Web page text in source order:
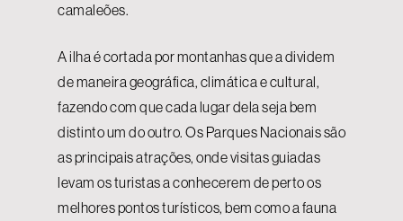
camaleões.
A ilha é cortada por montanhas que a dividem
de maneira geográfica, climática e cultural,
fazendo com que cada lugar dela seja bem
distinto um do outro. Os Parques Nacionais são
as principais atrações, onde visitas guiadas
levam os turistas a conhecerem de perto os
melhores pontos turísticos, bem como a fauna